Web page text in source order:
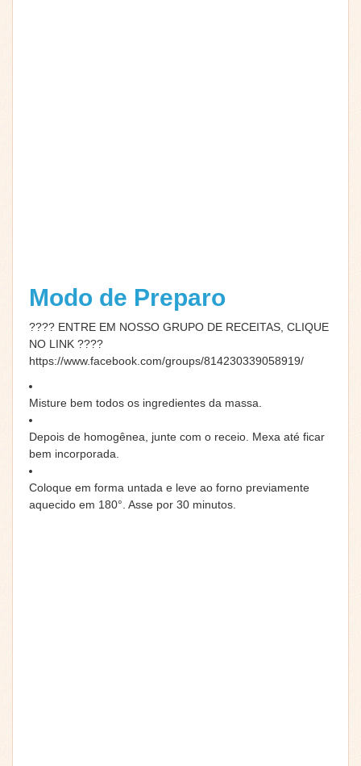
Modo de Preparo
???? ENTRE EM NOSSO GRUPO DE RECEITAS, CLIQUE
NO LINK ????
https://www.facebook.com/groups/814230339058919/
Misture bem todos os ingredientes da massa.
Depois de homogênea, junte com o receio. Mexa até ficar
bem incorporada.
Coloque em forma untada e leve ao forno previamente
aquecido em 180°. Asse por 30 minutos.